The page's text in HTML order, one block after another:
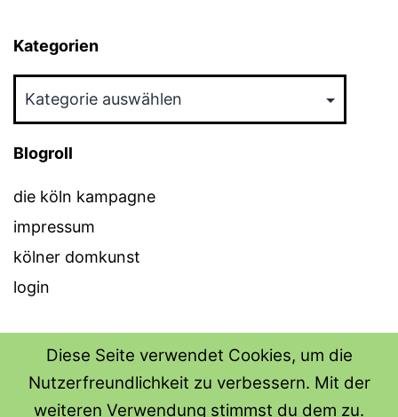
Kategorien
Blogroll
die köln kampagne
impressum
kölner domkunst
login
THE SHIRT SHOPS
Diese Seite verwendet Cookies, um die
Nutzerfreundlichkeit zu verbessern. Mit der
weiteren Verwendung stimmst du dem zu.